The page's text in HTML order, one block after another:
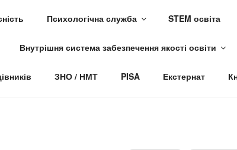
Психологічна служба STEM освіта
Внутрішня система забезпечення якості освіти
ЗНО / НМТ PISA Екстернат